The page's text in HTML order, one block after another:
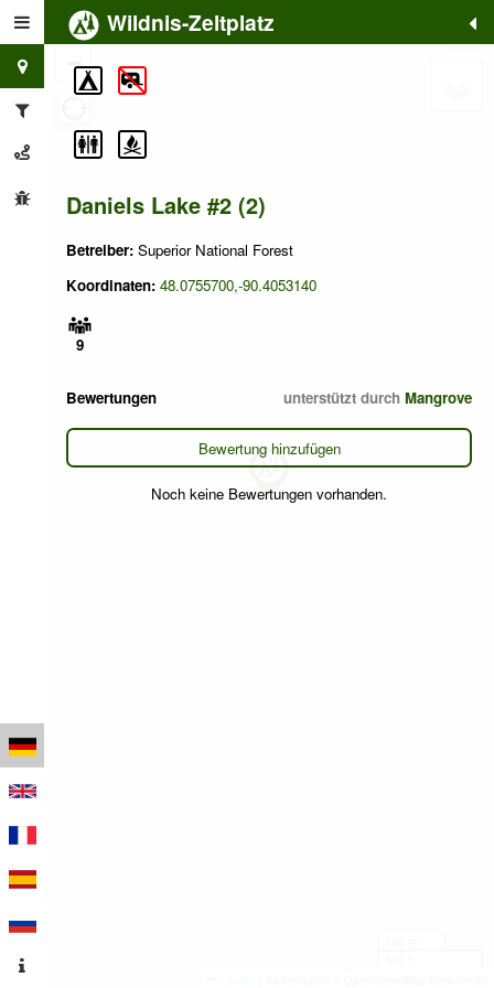
Wildnis-Zeltplatz
Daniels Lake #2 (2)
Betreiber: Superior National Forest
Koordinaten: 48.0755700,-90.4053140
9
Bewertungen unterstützt durch Mangrove
Bewertung hinzufügen
Noch keine Bewertungen vorhanden.
+
−